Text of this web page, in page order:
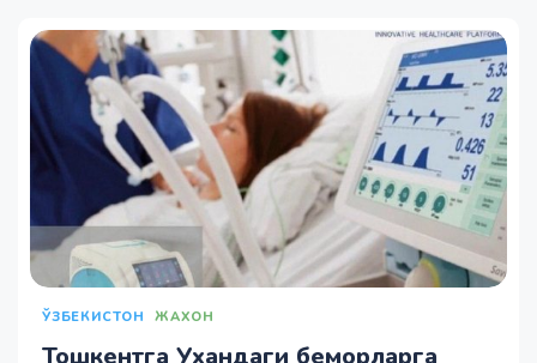
ЎЗБЕКИСТОН ЖАХОН
Тошкентга Ухандаги беморларга